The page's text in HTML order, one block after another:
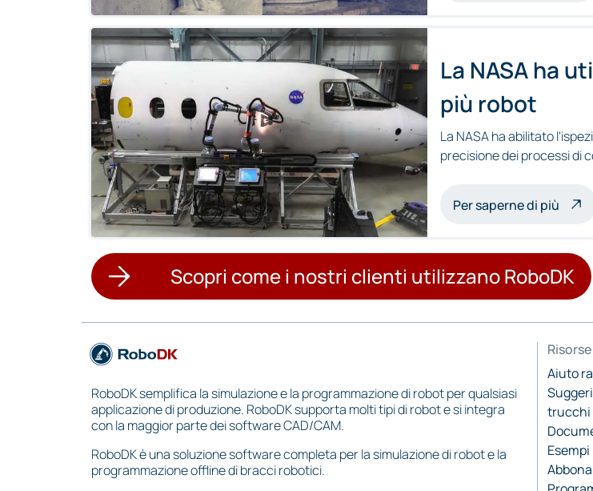
La NASA ha
più robot
La NASA ha abilitato
precisione dei processi di
Per saperne di più
Scopri come i nostri clienti utilizzano RoboDK
RoboDK semplifica la simulazione e la programmazione di robot per qualsiasi
applicazione di produzione. RoboDK supporta molti tipi di robot e si integra
con la maggior parte dei software CAD/CAM.
RoboDK è una soluzione software completa per la simulazione di robot e la
programmazione offline di bracci robotici.
Risorse
Aiuto
trucchi
Esempi